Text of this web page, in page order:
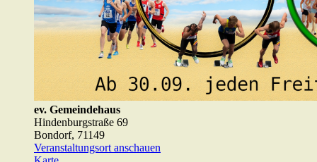
ev. Gemeindehaus
Hindenburgstraße 69
Bondorf, 71149
Veranstaltungsort anschauen